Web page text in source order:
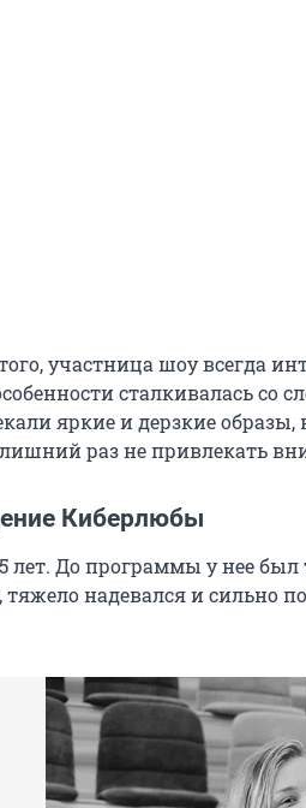
участница шоу всегда
сталкивалась
яркие и дерзкие образы,
раз не привлекать
Киберлюбы
лет. До программы у нее был
тяжело надевался и сильно